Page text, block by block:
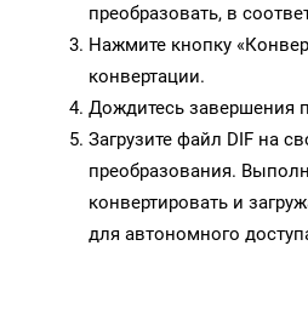
преобразовать, в
Нажмите кнопку
конвертации.
Дождитесь завершения
Загрузите файл DIF на
преобразования.
конвертировать и
для автономного